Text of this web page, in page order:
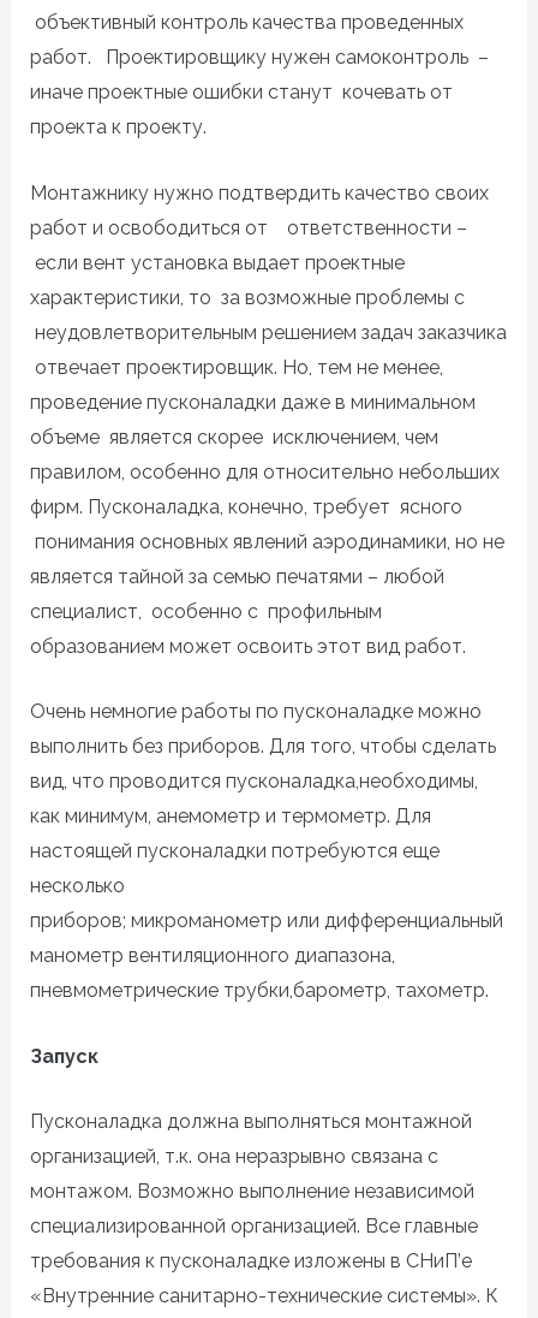
объективный контроль качества проведенных
работ. Проектировщику нужен самоконтроль –
иначе проектные ошибки станут кочевать от
проекта к проекту.
Монтажнику нужно подтвердить качество своих
работ и освободиться от ответственности –
если вент установка выдает проектные
характеристики, то за возможные проблемы с
неудовлетворительным решением задач заказчика
отвечает проектировщик. Но, тем не менее,
проведение пусконаладки даже в минимальном
объеме является скорее исключением, чем
правилом, особенно для относительно небольших
фирм. Пусконаладка, конечно, требует ясного
понимания основных явлений аэродинамики, но не
является тайной за семью печатями – любой
специалист, особенно с профильным
образованием может освоить этот вид работ.
Очень немногие работы по пусконаладке можно
выполнить без приборов. Для того, чтобы сделать
вид, что проводится пусконаладка,необходимы,
как минимум, анемометр и термометр. Для
настоящей пусконаладки потребуются еще
несколько
приборов; микроманометр или дифференциальный
манометр вентиляционного диапазона,
пневмометрические трубки,барометр, тахометр.
Запуск
Пусконаладка должна выполняться монтажной
организацией, т.к. она неразрывно связана с
монтажом. Возможно выполнение независимой
специализированной организацией. Все главные
требования к пусконаладке изложены в СНиП’е
«Внутренние санитарно-технические системы». К